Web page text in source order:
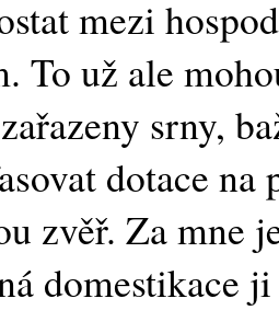
mezi
To už ale
srny,
dotace na
zvěř. Za mne
domestikace